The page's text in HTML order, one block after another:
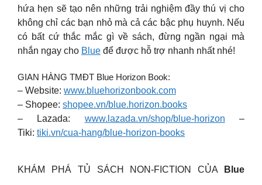
hứa hẹn sẽ tạo nên những trải nghiệm đầy thú vị cho
không chỉ các bạn nhỏ mà cả các bậc phụ huynh. Nếu
có bất cứ thắc mắc gì về sách, đừng ngần ngại mà
nhắn ngay cho Blue để được hỗ trợ nhanh nhất nhé!
GIAN HÀNG TMĐT Blue Horizon Book:
– Website: www.bluehorizonbook.com
– Shopee: shopee.vn/blue.horizon.books
– Lazada: www.lazada.vn/shop/blue-horizon –
Tiki: tiki.vn/cua-hang/blue-horizon-books
KHÁM PHÁ TỦ SÁCH NON-FICTION CỦA Blue